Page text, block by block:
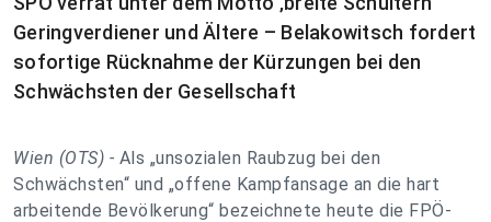
Geringverdiener und Ältere – Belakowitsch fordert
sofortige Rücknahme der Kürzungen bei den
Schwächsten der Gesellschaft
Wien (OTS) - Als „unsozialen Raubzug bei den
Schwächsten“ und „offene Kampfansage an die hart
arbeitende Bevölkerung“ bezeichnete heute die FPÖ-